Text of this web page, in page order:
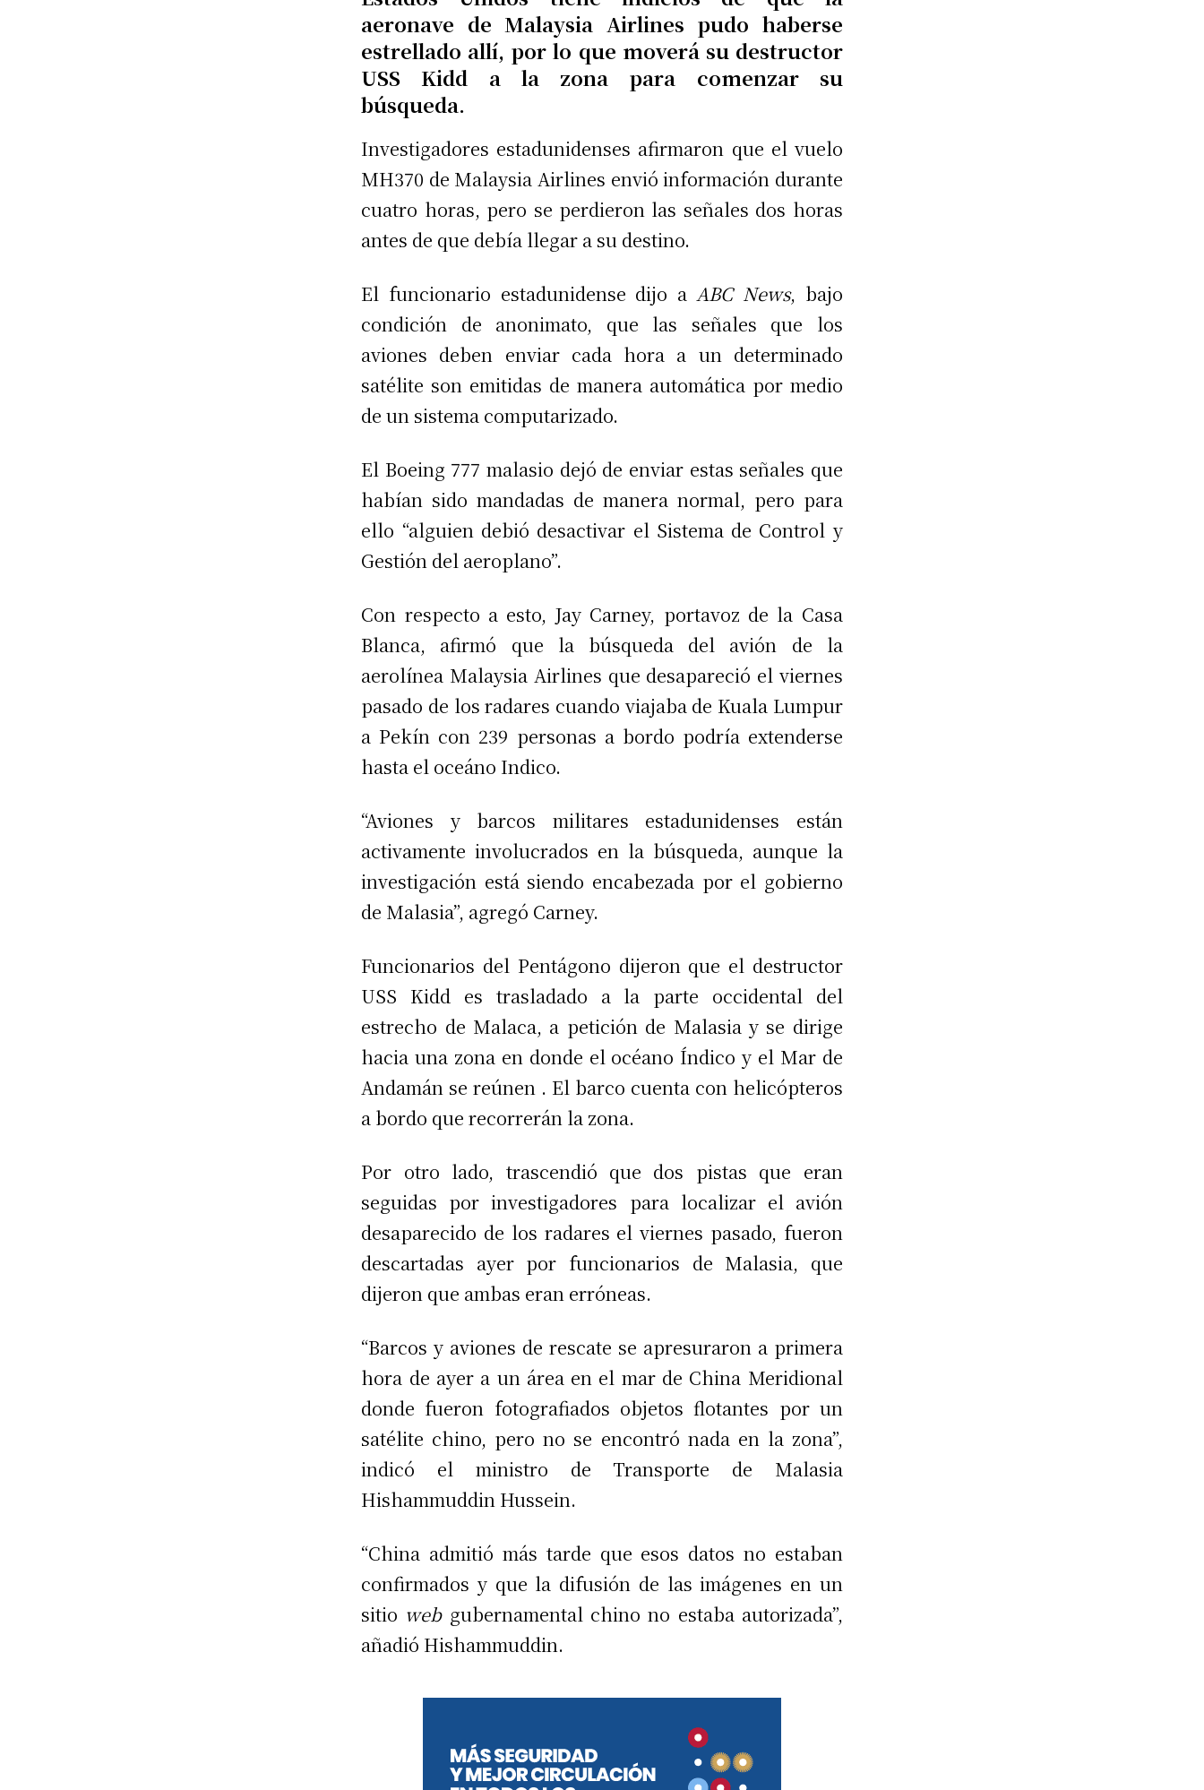
aeronave de Malaysia Airlines pudo haberse
estrellado allí, por lo que moverá su destructor
USS Kidd a la zona para comenzar su
búsqueda.
Investigadores estadunidenses afirmaron que el vuelo
MH370 de Malaysia Airlines envió información durante
cuatro horas, pero se perdieron las señales dos horas
antes de que debía llegar a su destino.
El funcionario estadunidense dijo aABC News, bajo
condición de anonimato, que las señales que los
aviones deben enviar cada hora a un determinado
satélite son emitidas de manera automática por medio
de un sistema computarizado.
El Boeing 777 malasio dejó de enviar estas señales que
habían sido mandadas de manera normal, pero para
ello “alguien debió desactivar el Sistema de Control y
Gestión del aeroplano”.
Con respecto a esto, Jay Carney, portavoz de la Casa
Blanca, afirmó que la búsqueda del avión de la
aerolínea Malaysia Airlines que desapareció el viernes
pasado de los radares cuando viajaba de Kuala Lumpur
a Pekín con 239 personas a bordo podría extenderse
hasta el oceáno Indico.
“Aviones y barcos militares estadunidenses están
activamente involucrados en la búsqueda, aunque la
investigación está siendo encabezada por el gobierno
de Malasia”, agregó Carney.
Funcionarios del Pentágono dijeron que el destructor
USS Kidd es trasladado a la parte occidental del
estrecho de Malaca, a petición de Malasia y se dirige
hacia una zona en donde el océano Índico y el Mar de
Andamán se reúnen . El barco cuenta con helicópteros
a bordo que recorrerán la zona.
Por otro lado, trascendió que dos pistas que eran
seguidas por investigadores para localizar el avión
desaparecido de los radares el viernes pasado, fueron
descartadas ayer por funcionarios de Malasia, que
dijeron que ambas eran erróneas.
“Barcos y aviones de rescate se apresuraron a primera
hora de ayer a un área en el mar de China Meridional
donde fueron fotografiados objetos flotantes por un
satélite chino, pero no se encontró nada en la zona”,
indicó el ministro de Transporte de Malasia
Hishammuddin Hussein.
“China admitió más tarde que esos datos no estaban
confirmados y que la difusión de las imágenes en un
sitio webgubernamental chino no estaba autorizada”,
añadió Hishammuddin.